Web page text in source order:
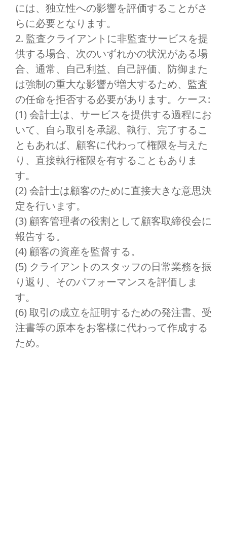
には、独立性への影響を評価することがさ
らに必要となります。
2. 監査クライアントに非監査サービスを提
供する場合、次のいずれかの状況がある場
合、通常、自己利益、自己評価、防御また
は強制の重大な影響が増大するため、監査
の任命を拒否する必要があります。ケース:
(1) 会計士は、サービスを提供する過程にお
いて、自ら取引を承認、執行、完了するこ
ともあれば、顧客に代わって権限を与えた
り、直接執行権限を有することもありま
す。
(2) 会計士は顧客のために直接大きな意思決
定を行います。
(3) 顧客管理者の役割として顧客取締役会に
報告する。
(4) 顧客の資産を監督する。
(5) クライアントのスタッフの日常業務を振
り返り、そのパフォーマンスを評価しま
す。
(6) 取引の成立を証明するための発注書、受
注書等の原本をお客様に代わって作成する
ため。